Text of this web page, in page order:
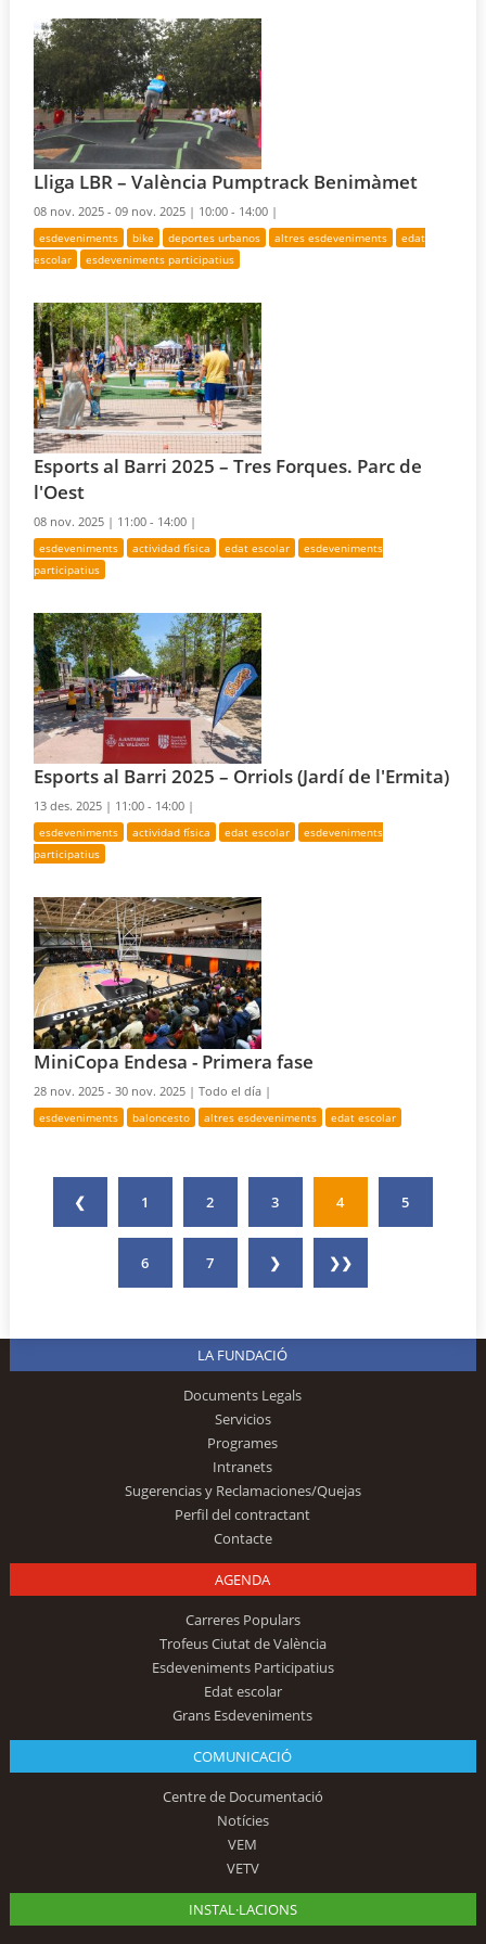
Lliga LBR – València Pumptrack Benimàmet
08 nov. 2025 - 09 nov. 2025 | 10:00 - 14:00 |
esdeveniments bike deportes urbanos altres esdeveniments
edat
escolar
esdeveniments participatius
Esports al Barri 2025 – Tres Forques. Parc de
l'Oest
08 nov. 2025 | 11:00 - 14:00 |
esdeveniments actividad física edat escolar
esdeveniments
participatius
Esports al Barri 2025 – Orriols (Jardí de l'Ermita)
13 des. 2025 | 11:00 - 14:00 |
esdeveniments actividad física edat escolar
esdeveniments
participatius
MiniCopa Endesa - Primera fase
28 nov. 2025 - 30 nov. 2025 |Todo el día |
esdeveniments baloncesto altres esdeveniments edat escolar
❮ 1 2 3 4 5
6 7 ❯ ❯❯
LA FUNDACIÓ
Documents Legals
Servicios
Programes
Intranets
Sugerencias y Reclamaciones/Quejas
Perfil del contractant
Contacte
AGENDA
Carreres Populars
Trofeus Ciutat de València
Esdeveniments Participatius
Edat escolar
Grans Esdeveniments
COMUNICACIÓ
Centre de Documentació
Notícies
VEM
VETV
INSTAL·LACIONS